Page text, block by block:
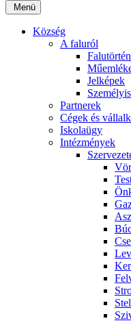
Menü
Község
A faluról
Jelképek
Partnerek
Cégek és
Iskolaügy
Intézmények